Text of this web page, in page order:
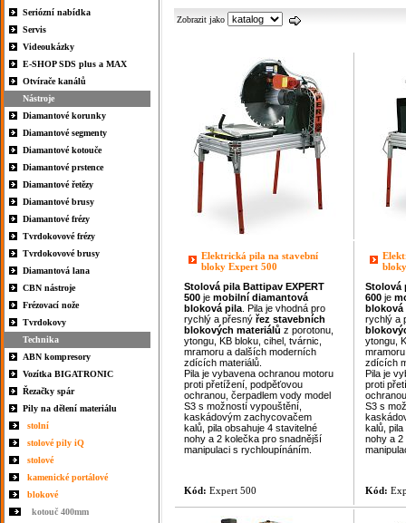
Seriózní nabídka
Servis
Videoukázky
E-SHOP SDS plus a MAX
Otvírače kanálů
Nástroje
Diamantové korunky
Diamantové segmenty
Diamantové kotouče
Diamantové prstence
Diamantové řetězy
Diamantové brusy
Diamantové frézy
Tvrdokovové frézy
Tvrdokovové brusy
Diamantová lana
CBN nástroje
Frézovací nože
Tvrdokovy
Technika
ABN kompresory
Vozítka BIGATRONIC
Řezačky spár
Pily na dělení materiálu
stolní
stolové pily iQ
stolové
kamenické portálové
blokové
kotouč 400mm
Zobrazit jako
Elektrická pila na stavební
bloky Expert 500
Stolová pila Battipav EXPERT
500 je mobilní diamantová
bloková pila . Pila je vhodná pro
rychlý a přesný řez stavebních
blokových materiálů z porotonu,
ytongu, KB bloku, cihel, tvárnic,
mramoru a dalších moderních
zdících materiálů.
Pila je vybavena ochranou motoru
proti přetížení, podpěťovou
ochranou, čerpadlem vody model
S3 s možností vypouštění,
kaskádovým zachycovačem
kalů, pila obsahuje 4 stavitelné
nohy a 2 kolečka pro snadnější
manipulaci s rychloupínáním.
Kód: Expert 500
Stolová
600 je
bloková
rychlý a
ytongu,
zdících
Pila je
proti
S3 s
kalů,
nohy a 2
Kód: